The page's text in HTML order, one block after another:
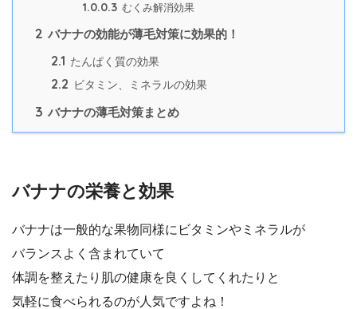
1.0.0.3 むくみ解消効果
2 バナナの効能が薄毛対策に効果的！
2.1 たんぱく質の効果
2.2 ビタミン、ミネラルの効果
3 バナナの薄毛対策まとめ
バナナの栄養と効果
バナナは一般的な果物同様にビタミンやミネラルが
バランスよく含まれていて
体調を整えたり肌の健康を良くしてくれたりと
気軽に食べられるのが人気ですよね！